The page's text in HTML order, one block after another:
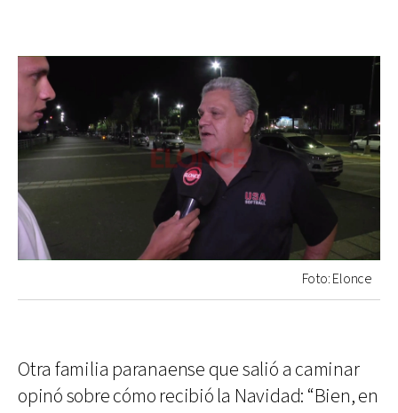
Foto: Elonce
Otra familia paranaense que salió a caminar
opinó sobre cómo recibió la Navidad: “Bien, en